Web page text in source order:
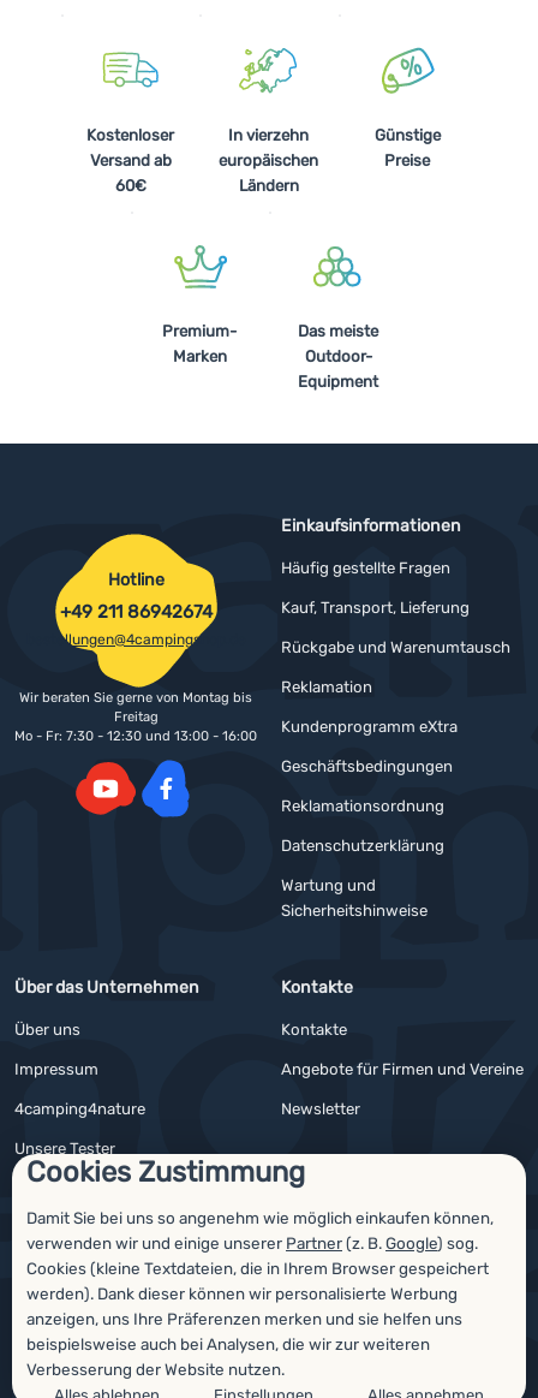
Cookies Zustimmung
Damit Sie bei uns so angenehm wie möglich einkaufen können,
verwenden wir und einige unserer Partner(z. B.Google) sog.
Cookies (kleine Textdateien, die in Ihrem Browser gespeichert
werden). Dank dieser können wir personalisierte Werbung
anzeigen, uns Ihre Präferenzen merken und sie helfen uns
beispielsweise auch bei Analysen, die wir zur weiteren
Verbesserung der Website nutzen.
Kostenloser
Versand ab
60€
In vierzehn
europäischen
Ländern
Günstige
Preise
Premium-
Marken
Das meiste
Outdoor-
Equipment
Einkaufsinformationen
Häufig gestellte Fragen
Kauf, Transport, Lieferung
Rückgabe und Warenumtausch
Reklamation
Kundenprogramm eXtra
Geschäftsbedingungen
Reklamationsordnung
Datenschutzerklärung
Wartung und
Sicherheitshinweise
Über das Unternehmen
Über uns
Impressum
4camping4nature
Unsere Tester
Kontakte
Kontakte
Angebote für Firmen und Vereine
Newsletter
Hotline
+49 211 86942674
bestellungen@4campingshop.de
Wir beraten Sie gerne von Montag bis
Freitag
Mo - Fr: 7:30 - 12:30 und 13:00 - 16:00
Auszeichnungen